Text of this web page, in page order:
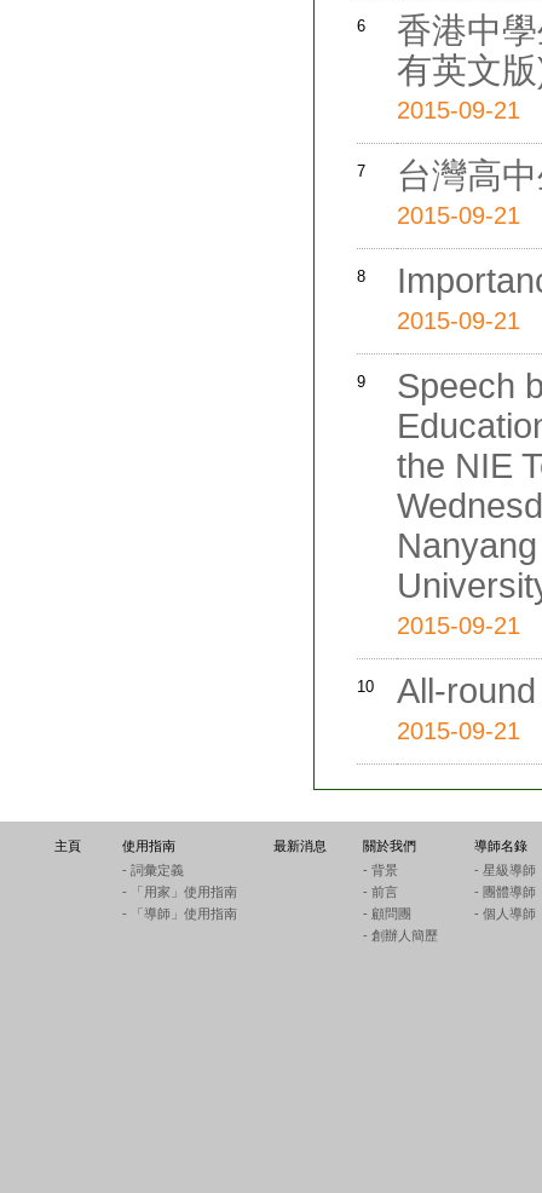
6
香港中
有英文
2015-09-21
7 台灣高
2015-09-21
8
2015-09-21
9
Speech
the NIE
2015-09-21
10 All-
2015-09-21
主頁
使用指南
- 詞彙定義
- 「用家」使用指南
- 「導師」使用指南
最新消息
關於我們
- 背景
- 前言
- 顧問團
- 創辦人簡歷
導師名錄
- 星級導師
- 團體導師
- 個人導師